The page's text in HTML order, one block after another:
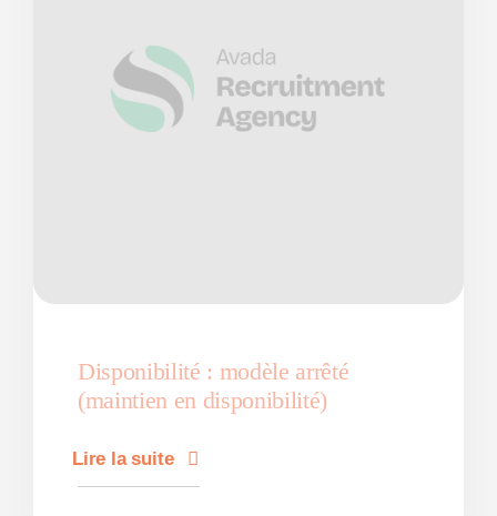
Disponibilité : modèle arrêté
(maintien en disponibilité)
Lire la suite